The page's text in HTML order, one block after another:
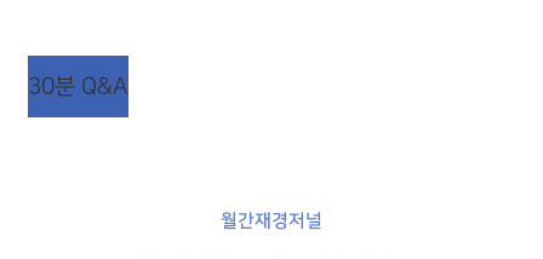
30분 Q&A
월간재경저널